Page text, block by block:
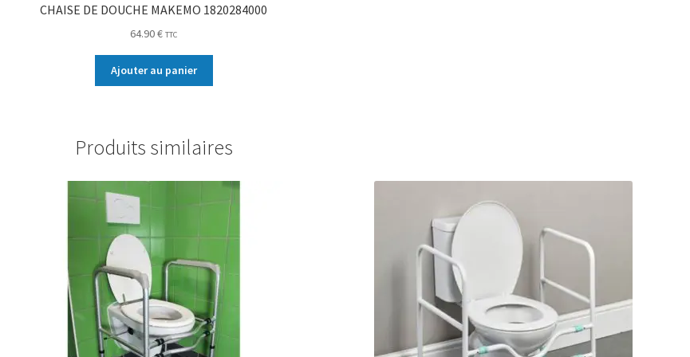
CHAISE DE DOUCHE MAKEMO 1820284000
64.90€ TTC
Ajouter au panier
Produits similaires